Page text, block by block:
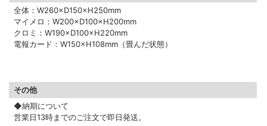
全体：W260×D150×H250mm
マイメロ：W200×D100×H200mm
クロミ：W190×D100×H220mm
電報カード：W150×H108mm（畳んだ状態）
その他
◆納期について
営業日13時までのご注文で即日発送。